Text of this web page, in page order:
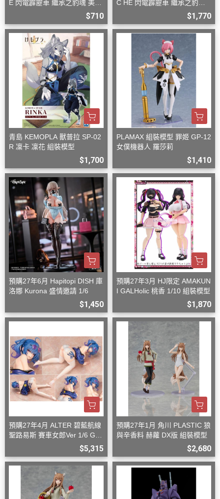
E 閃電霹靂車 繼承之豹魂 美洲
$710
C HE 閃電霹靂車 繼承之豹魂
$1,770
青島 KEMOPLA 獸普拉 SP-02
R 凜卡 凜花 組裝模型
$1,700
PLAMAX 組裝模型 罪姬 GP-12
女僕機器人 羅莎莉
$1,410
預購27年6月 Hapitopi DISH 庫
洛娜 Kurona 盛情邀請 1/6
$1,450
預購27年3月 HJ限定 AMAKUN
I GALHolic 桃香 1/10 組裝模型
$1,870
預購27年4月 ALTER 碧藍航線
聖路易斯 賽車女郎Ver 1/6 G08
$5,315
預購27年1月 角川 PLASTIC 狼
與辛香料 赫蘿 DX版 組裝模型
$2,680